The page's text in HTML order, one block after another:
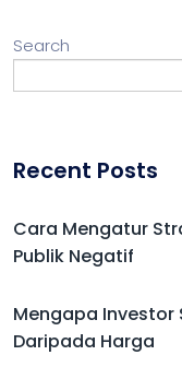
Search
Recent Posts
Cara Mengatur
Publik Negatif
Mengapa Investor
Daripada Harga